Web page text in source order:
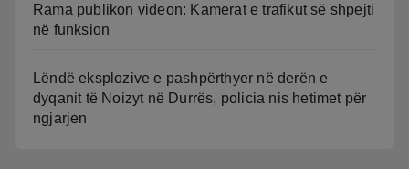
Rama publikon videon: Kamerat e trafikut së shpejti
në funksion
Lëndë eksplozive e pashpërthyer në derën e
dyqanit të Noizyt në Durrës, policia nis hetimet për
ngjarjen